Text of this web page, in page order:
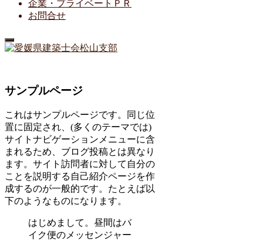
企業・プライベートＰＲ
お問合せ
サンプルページ
これはサンプルページです。同じ位
置に固定され、(多くのテーマでは)
サイトナビゲーションメニューに含
まれるため、ブログ投稿とは異なり
ます。サイト訪問者に対して自分の
ことを説明する自己紹介ページを作
成するのが一般的です。たとえば以
下のようなものになります。
はじめまして。昼間はバ
イク便のメッセンジャー